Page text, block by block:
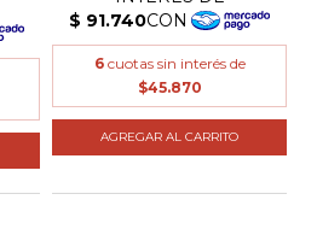
6 cuotas sin interés de
$45.870